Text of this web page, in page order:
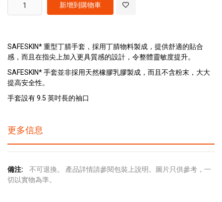
新增到購物車
SAFESKIN* 重型丁腈手套，採用丁腈物料製成，提供舒適的貼合
感，而且在指尖上加入更具質感的設計，令整體靈敏度提升。
SAFESKIN* 手套並非採用天然橡膠乳膠製成，而且不含粉末，大大
提高安全性。
手套設有 9.5 英吋長的袖口
更多信息
更
多
不可退換。 產品詳情請參閱包裝上說明。圖片只供參考，一
切以實物為準。